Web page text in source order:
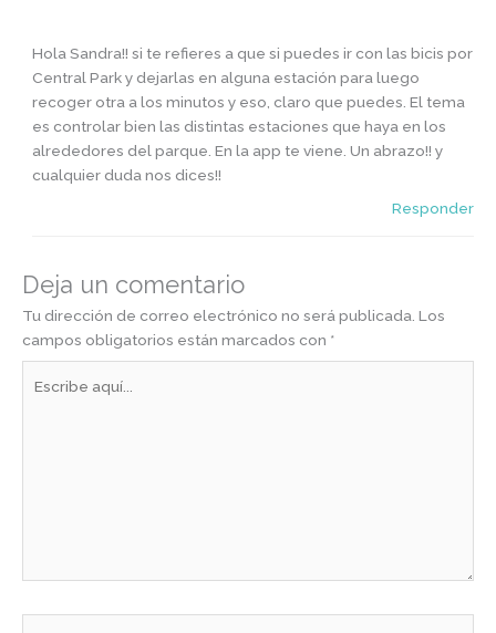
Hola Sandra!! si te refieres a que si puedes ir con las bicis por
Central Park y dejarlas en alguna estación para luego
recoger otra a los minutos y eso, claro que puedes. El tema
es controlar bien las distintas estaciones que haya en los
alrededores del parque. En la app te viene. Un abrazo!! y
cualquier duda nos dices!!
Responder
Deja un comentario
Tu dirección de correo electrónico no será publicada. Los
campos obligatorios están marcados con *
aquí...